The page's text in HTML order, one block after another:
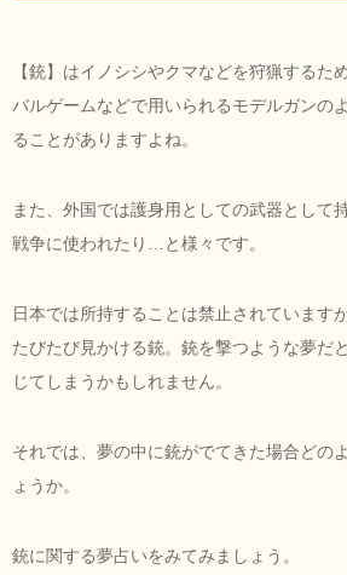
【銃】はイノシシやクマなどを狩猟するた
バルゲームなどで用いられるモデルガンの
ることがありますよね。
また、外国では護身用としての武器として
戦争に使われたり…と様々です。
日本では所持することは禁止されています
たびたび見かける銃。銃を撃つような夢だ
じてしまうかもしれません。
それでは、夢の中に銃がでてきた場合どの
ょうか。
銃に関する夢占いをみてみましょう。